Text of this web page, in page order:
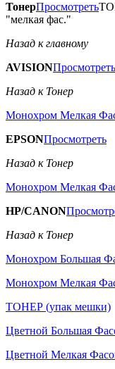
ТонерПросмотреть
"мелкая фас."
Назад к главному
AVISIONПросмотреть
Назад к Тонер
Монохром Мелкая
EPSONПросмотреть
Назад к Тонер
Монохром Мелкая
HP/CANON
Назад к Тонер
Монохром Большая
Монохром Мелкая
ТОНЕР (упак мешки)
Цветной Большая
Цветной Мелкая